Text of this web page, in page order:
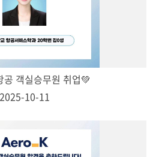
공 객실승무원 취업💚
2025-10-11